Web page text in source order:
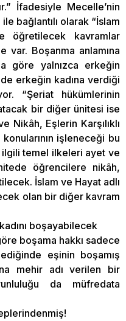
İfadesiyle Mecelle’nin
bağlantılı olarak “İslam
öğretilecek kavramlar
var. Boşanma anlamına
göre yalnızca erkeğin
erkeğin kadına verdiği
“Şeriat hükümlerinin
bir diğer ünitesi ise
Nikâh, Eşlerin Karşılıklı
işleneceği bu
ilgili temel ilkeleri ayet ve
öğrencilere nikâh,
İslam ve Hayat adlı
olan bir diğer kavram
boşayabilecek
boşama hakkı sadece
eşinin boşamış
mehir adı verilen bir
da müfredata